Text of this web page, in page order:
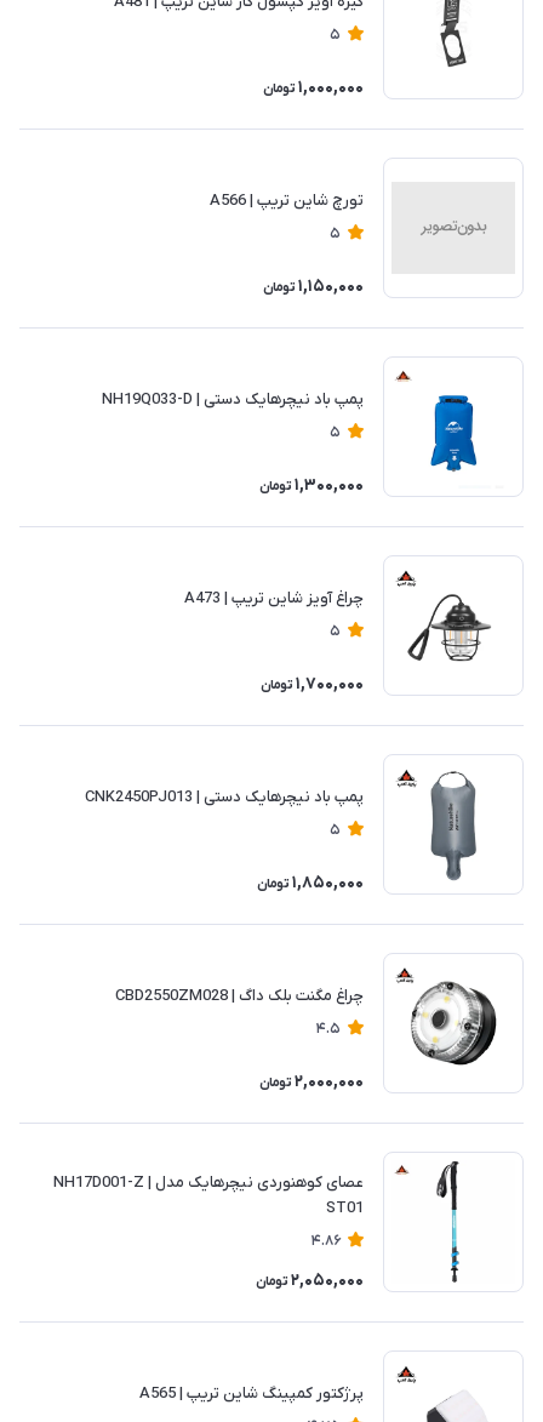
5
1,000,000 تومان
تورچ شاین تریپ | A566
5
1,150,000 تومان
پمپ باد نیچرهایک دستی | NH19Q033-D
5
1,300,000 تومان
چراغ آویز شاین تریپ | A473
5
1,700,000 تومان
پمپ باد نیچرهایک دستی | CNK2450PJ013
5
1,850,000 تومان
چراغ مگنت بلک داگ | CBD2550ZM028
4.5
2,000,000 تومان
عصای کوهنوردی نیچرهایک مدل NH17D001-Z |
ST01
4.86
2,050,000 تومان
پرژکتور کمپینگ شاین تریپ | A565